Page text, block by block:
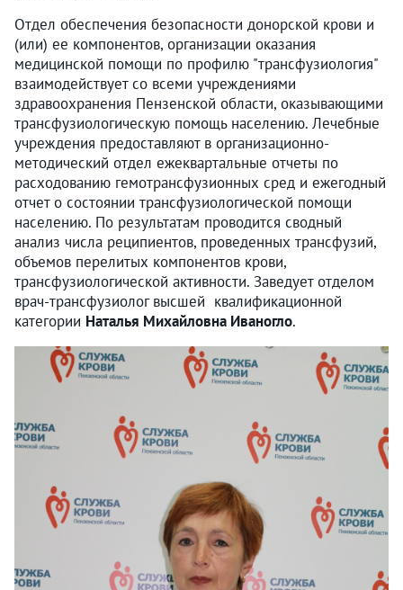
Отдел обеспечения безопасности донорской крови и
(или) ее компонентов, организации оказания
медицинской помощи по профилю "трансфузиология"
взаимодействует со всеми учреждениями
здравоохранения Пензенской области, оказывающими
трансфузиологическую помощь населению. Лечебные
учреждения предоставляют в организационно-
методический отдел ежеквартальные отчеты по
расходованию гемотрансфузионных сред и ежегодный
отчет о состоянии трансфузиологической помощи
населению. По результатам проводится сводный
анализ числа реципиентов, проведенных трансфузий,
объемов перелитых компонентов крови,
трансфузиологической активности. Заведует отделом
врач-трансфузиолог высшей квалификационной
категории Наталья Михайловна Иваногло.